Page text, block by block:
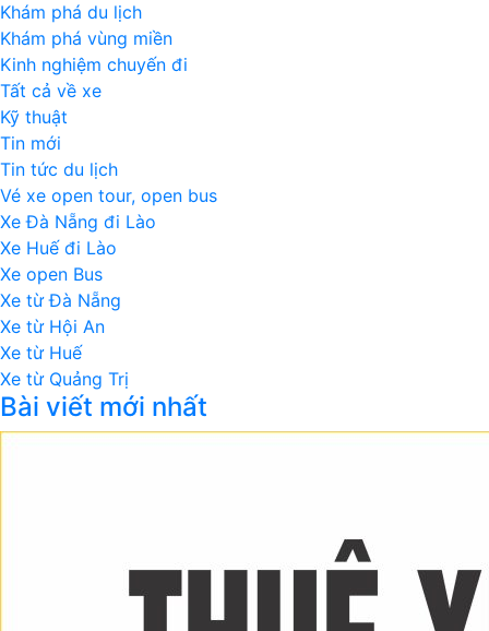
Khám phá du lịch
Khám phá vùng miền
Kinh nghiệm chuyến đi
Tất cả về xe
Kỹ thuật
Tin mới
Tin tức du lịch
Vé xe open tour, open bus
Xe Đà Nẵng đi Lào
Xe Huế đi Lào
Xe open Bus
Xe từ Đà Nẵng
Xe từ Hội An
Xe từ Huế
Xe từ Quảng Trị
Bài viết mới nhất